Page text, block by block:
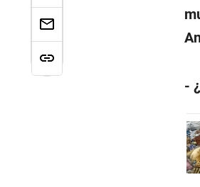
-